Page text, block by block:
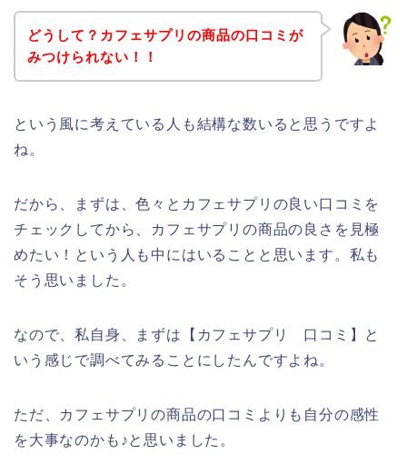
どうして？カフェサプリの商品の口コミが
みつけられない！！
という風に考えている人も結構な数いると思うですよ
ね。
だから、まずは、色々とカフェサプリの良い口コミを
チェックしてから、カフェサプリの商品の良さを見極
めたい！という人も中にはいることと思います。私も
そう思いました。
なので、私自身、まずは【カフェサプリ 口コミ】と
いう感じで調べてみることにしたんですよね。
ただ、カフェサプリの商品の口コミよりも自分の感性
を大事なのかも♪と思いました。